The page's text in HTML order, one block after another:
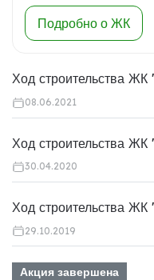
Подробно о ЖК
Ход строительства ЖК
08.06.2021
Ход строительства ЖК
30.04.2020
Ход строительства ЖК
29.10.2019
Акция завершена